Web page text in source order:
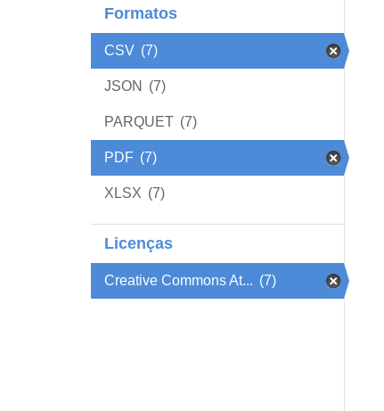
Formatos
CSV (7)
JSON (7)
PARQUET (7)
PDF (7)
XLSX (7)
Licenças
Creative Commons At... (7)